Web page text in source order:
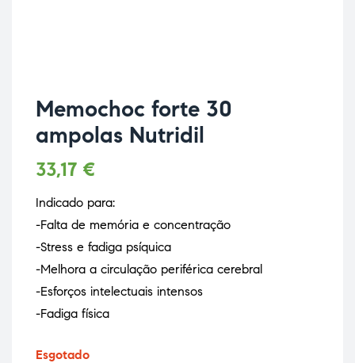
Memochoc forte 30
ampolas Nutridil
33,17 €
Indicado para:
-Falta de memória e concentração
-Stress e fadiga psíquica
-Melhora a circulação periférica cerebral
-Esforços intelectuais intensos
-Fadiga física
Esgotado